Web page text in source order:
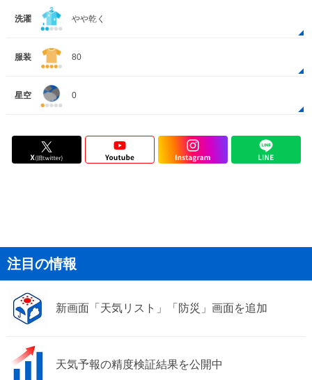
洗濯 やや乾く
服装 80
星空 0
注目の情報
新画面「天気リスト」「防災」画面を追加
天気予報の精度検証結果を公開中